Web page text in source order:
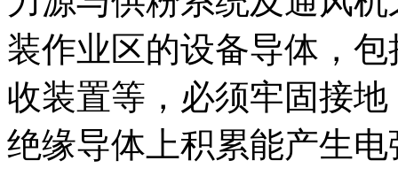
装作业区的设备导体，
收装置等，必须牢固接
绝缘导体上积累能产生